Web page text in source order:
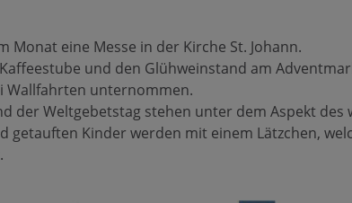
Monat eine Messe in der Kirche St. Johann.
und den Glühweinstand am
Wallfahrten unternommen.
der Weltgebetstag stehen unter dem Aspekt des
getauften Kinder werden mit einem Lätzchen,